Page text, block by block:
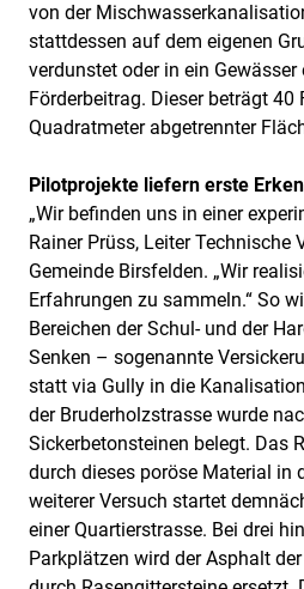
von der
stattdessen auf dem eigenen
verdunstet oder in ein Gewässer
Förderbeitrag. Dieser beträgt 40
Quadratmeter abgetrennter
Pilotprojekte liefern erste
„Wir befinden uns in einer
Rainer Prüss, Leiter Technische
Gemeinde Birsfelden. „Wir
Erfahrungen zu sammeln.“ So
Bereichen der Schul- und der
Senken – sogenannte
statt via Gully in die
der Bruderholzstrasse wurde
Sickerbetonsteinen belegt. Das
durch dieses poröse Material in
weiterer Versuch startet
einer Quartierstrasse. Bei drei
Parkplätzen wird der Asphalt